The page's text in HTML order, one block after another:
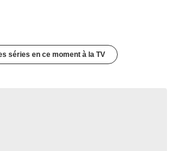
séries en ce moment à la TV